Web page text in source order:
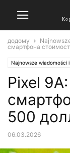
додому
смартфона
Najnowsze wiadomości i
Pixel
500
06.03.2026